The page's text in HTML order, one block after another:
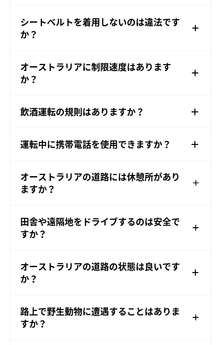
シートベルトを着用しないのは違法です
か？
オーストラリアに制限速度はあります
か？
飲酒運転の規則はありますか？
運転中に携帯電話を使用できますか？
オーストラリアの道路には休憩所があり
ますか？
田舎や遠隔地をドライブするのは安全で
すか？
オーストラリアの道路の状態は良いです
か？
路上で野生動物に遭遇することはありま
すか？